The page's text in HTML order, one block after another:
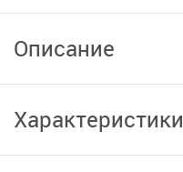
Описание
Характеристики